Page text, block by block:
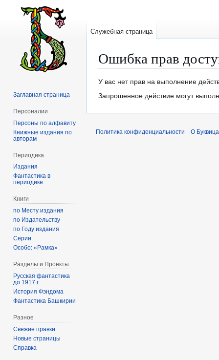
Ошибка прав
Перейти
к
Перейти
к
У вас нет прав на выполнение
Запрошенное действие могут
Служебная страница
Заглавная страница
Персоналии
Персоны по алфавиту
Книжные издания по
авторам
Периодика
Издания
Фантастика в
периодике
Книги
по Месту издания
по Издательству
по Году издания
Серии
Особо: «Рамка»
Разделы и Проекты
Русская фантастика
до 1917 г.
История Фэндома
Фантастика Башкирии
Разное
Свежие правки
Новые страницы
Справка
Политика конфиденциальности О Буквица